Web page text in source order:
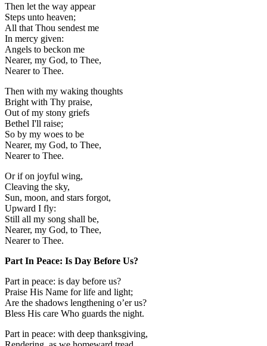
Then let the way appear
Steps unto heaven;
All that Thou sendest me
In mercy given:
Angels to beckon me
Nearer, my God, to Thee,
Nearer to Thee.
Then with my waking thoughts
Bright with Thy praise,
Out of my stony griefs
Bethel I'll raise;
So by my woes to be
Nearer, my God, to Thee,
Nearer to Thee.
Or if on joyful wing,
Cleaving the sky,
Sun, moon, and stars forgot,
Upward I fly:
Still all my song shall be,
Nearer, my God, to Thee,
Nearer to Thee.
Part In Peace: Is Day Before Us?
Part in peace: is day before us?
Praise His Name for life and light;
Are the shadows lengthening o’er us?
Bless His care Who guards the night.
Part in peace: with deep thanksgiving,